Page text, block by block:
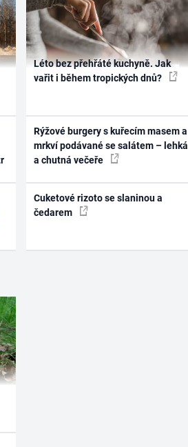
Léto bez přehřáté kuchyně. Jak
vařit i během tropických dnů?
Rýžové burgery s kuřecím masem a
mrkví podávané se salátem – lehká
a chutná večeře
Cuketové rizoto se slaninou a
čedarem